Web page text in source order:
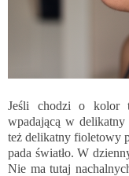
Jeśli chodzi o kolor
wpadającą w
też delikatny fioletowy
pada światło. W
Nie ma tutaj